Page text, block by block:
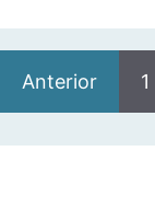
Anterior 1